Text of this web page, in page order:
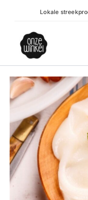
inhoud
Lokale
Schapenvet,
zuiver
niervet